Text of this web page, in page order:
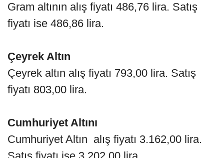
Gram altının alış fiyatı 486,76 lira. Satış
fiyatı ise 486,86 lira.
Çeyrek Altın
Çeyrek altın alış fiyatı 793,00 lira. Satış
fiyatı 803,00 lira. ​​​​
Cumhuriyet Altını
Cumhuriyet Altın alış fiyatı 3.162,00 lira.